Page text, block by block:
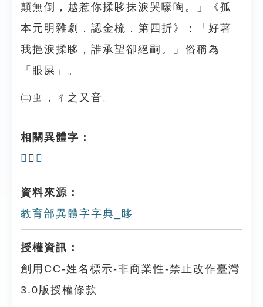
顛無倒，越惹你揉眵抹淚哭嚎啕。」《孤
本元明雜劇．認金梳．第四折》：「好著
我挹淚揉眵，誰承望卻絕嗣。」俗稱為
「眼屎」。
㈡ㄓ，ㄔ之又音。
相關異體字：
𥄏 、 𥉍
資料來源：
教育部異體字字典_眵
授權資訊：
創用CC-姓名標示-非商業性-禁止改作臺灣
3.0版授權條款